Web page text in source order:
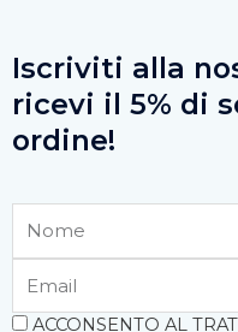
Iscriviti alla
ricevi il 5% di
ordine!
Accettazione
ACCONSENTO AL